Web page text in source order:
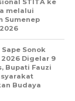
melalui
Sumenep
Sonok
Digelar 9
Bupati Fauzi
Budaya